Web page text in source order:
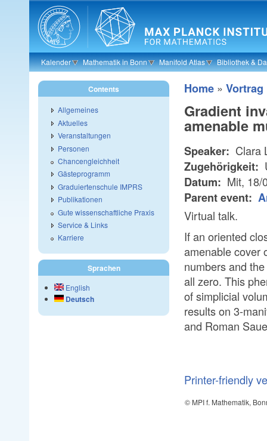
Skip to main content
Kalender Mathematik in Bonn Manifold Atlas Bibliothek &
Home » Vortrag
Gradient
amenable
Speaker: Clara
Zugehörigkeit:
Datum: Mit,
Parent event:
Virtual talk.
If an oriented
amenable cover
numbers and
all zero. This
of simplicial
results on 3-
and Roman
Printer-friendly
© MPI f. Mathematik,
Contents
Allgemeines
Aktuelles
Veranstaltungen
Personen
Chancengleichheit
Gästeprogramm
Graduiertenschule IMPRS
Publikationen
Gute wissenschaftliche Praxis
Service & Links
Karriere
Sprachen
English
Deutsch